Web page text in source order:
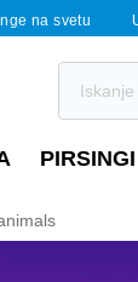
na svetu
PIRSINGI